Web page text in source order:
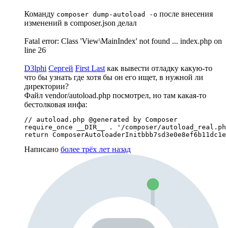
Команду composer dump-autoload -o после внесения
изменений в composer.json делал
Fatal error: Class 'View\MainIndex' not found ... index.php on
line 26
D3lphi Сергей First Last как вывести отладку какую-то
что бы узнать где хотя бы он его ищет, в нужной ли
директории?
Файл vendor/autoload.php посмотрел, но там какая-то
бестолковая инфа:
// autoload.php @generated by Composer
require_once __DIR__ . '/composer/
return
Написано более трёх лет назад